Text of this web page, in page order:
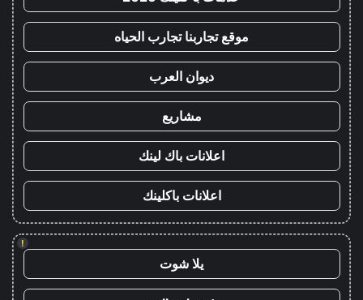
موقع تجاربنا تجارب الحياه
ديوان العرب
مشاريع
اعلانات باك لينك
اعلانات باكلينك
!
يلا شوت